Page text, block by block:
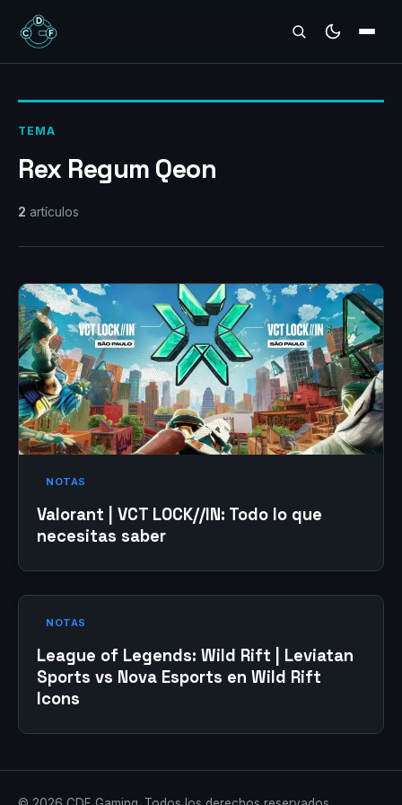
REVIEWS
TEMA
Rex Regum Qeon
2 artículos
NOTAS
Valorant | VCT LOCK//IN: Todo lo que
necesitas saber
NOTAS
League of Legends: Wild Rift | Leviatan
Sports vs Nova Esports en Wild Rift
Icons